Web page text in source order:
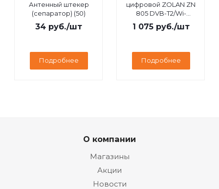
Антенный штекер
(сепаратор) (50)
34 руб./шт
Подробнее
цифровой ZOLAN ZN
805 DVB-T2/Wi-
Fi/IPTV/MEGOGO/YouTube,
дисплей
1 075руб./шт
Подробнее
О компании
Магазины
Акции
Новости